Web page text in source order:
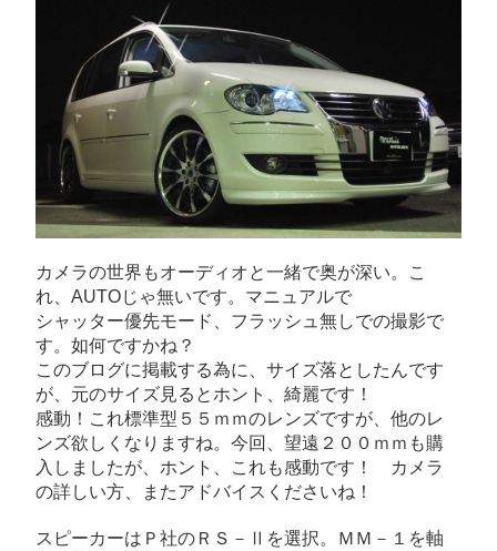
カメラの世界もオーディオと一緒で奥が深い。こ
れ、AUTOじゃ無いです。マニュアルで
シャッター優先モード、フラッシュ無しでの撮影で
す。如何ですかね？
このブログに掲載する為に、サイズ落としたんです
が、元のサイズ見るとホント、綺麗です！
感動！これ標準型５５ｍｍのレンズですが、他のレ
ンズ欲しくなりますね。今回、望遠２００ｍｍも購
入しましたが、ホント、これも感動です！ カメラ
の詳しい方、またアドバイスくださいね！
スピーカーはＰ社のＲＳ－Ⅱを選択。ＭＭ－１を軸